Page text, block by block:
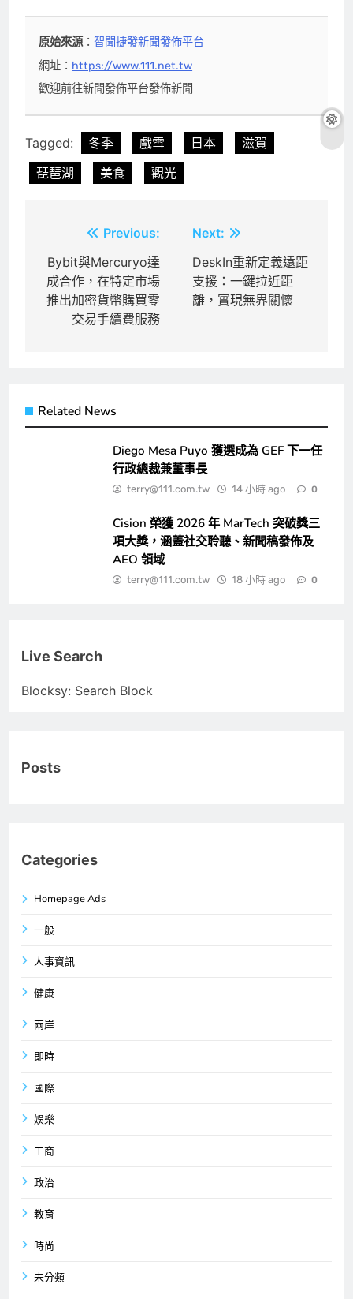
原始來源：智聞捷發新聞發佈平台
網址： https://www.111.net.tw
歡迎前往新聞發佈平台發佈新聞
Tagged: 冬季 戲雪 日本
滋賀
琵琶湖
美食 觀光
章
導
Previous:
Bybit與Mercuryo達
成合作，在特定市場
推出加密貨幣購買零
交易手續費服務
Next:
DeskIn重新定義遠距
支援：一鍵拉近距
離，實現無界關懷
Related News
Diego Mesa Puyo 獲選成為 GEF 下一任
行政總裁兼董事長
terry@111.com.tw 14 小時 ago 0
Cision 榮獲 2026 年 MarTech 突破獎三
項大獎，涵蓋社交聆聽、新聞稿發佈及
AEO 領域
terry@111.com.tw 18 小時 ago 0
Live Search
Blocksy: Search Block
Posts
Categories
Homepage Ads
一般
人事資訊
健康
兩岸
即時
國際
娛樂
工商
政治
教育
時尚
未分類